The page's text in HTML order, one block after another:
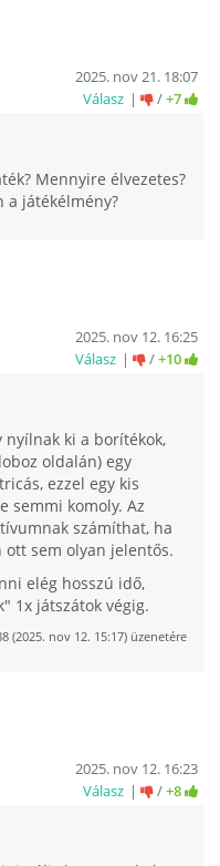
2025. nov 21. 18:07
Válasz
/+7
Mennyire élvezetes?
a játékélmény?
2025. nov 12. 16:25
Válasz
/+10
ki a borítékok,
oldalán) egy
ezzel egy kis
semmi komoly. Az
számíthat, ha
sem olyan jelentős.
elég hosszú idő,
1x játszátok végig.
(2025. nov 12. 15:17) üzenetére
2025. nov 12. 16:23
Válasz
/+8